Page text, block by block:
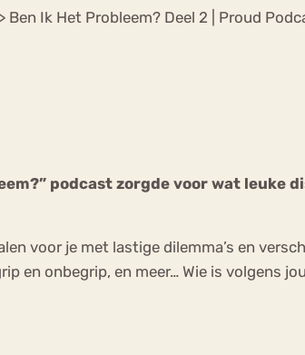
> Ben Ik Het Probleem? Deel 2 | Proud
podcast zorgde voor wat leuke
voor je met lastige dilemma’s en
en onbegrip, en meer… Wie is volgens